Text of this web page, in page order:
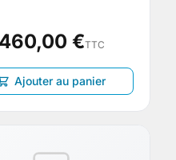
460,00 €TTC
Ajouter au panier